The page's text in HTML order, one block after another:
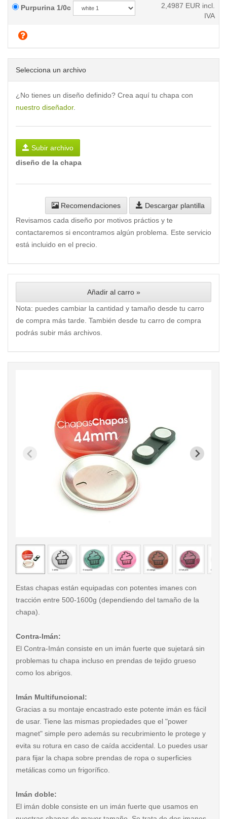
Purpurina 1/0c 2,4987 EUR incl.
IVA
Selecciona un archivo
¿No tienes un diseño definido? Crea aquí tu chapa con
nuestro diseñador.
Subir archivo
diseño de la chapa
Recomendaciones
Descargar plantilla
Revisamos cada diseño por motivos práctios y te
contactaremos si encontramos algún problema. Este servicio
está incluido en el precio.
Añadir al carro »
Nota: puedes cambiar la cantidad y tamaño desde tu carro
de compra más tarde. También desde tu carro de compra
podrás subir más archivos.
< /picture>
Estas chapas están equipadas con potentes imanes con
tracción entre 500-1600g (dependiendo del tamaño de la
chapa).
Contra-Imán:
El Contra-Imán consiste en un imán fuerte que sujetará sin
problemas tu chapa incluso en prendas de tejido grueso
como los abrigos.
Imán Multifuncional:
Gracias a su montaje encastrado este potente imán es fácil
de usar. Tiene las mismas propiedades que el "power
magnet" simple pero además su recubrimiento le protege y
evita su rotura en caso de caída accidental. Lo puedes usar
para fijar la chapa sobre prendas de ropa o superficies
metálicas como un frigorífico.
Imán doble:
El imán doble consiste en un imán fuerte que usamos en